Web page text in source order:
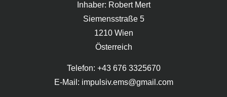
Inhaber: Robert Mert
Siemensstraße 5
1210 Wien
Österreich
Telefon: +43 676 3325670
E-Mail: impulsiv.ems@gmail.com